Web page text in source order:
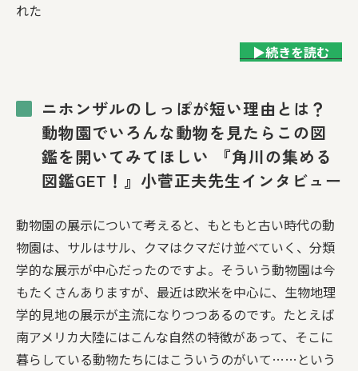
れた
▶続きを読む
ニホンザルのしっぽが短い理由とは？
動物園でいろんな動物を見たらこの図
鑑を開いてみてほしい 『角川の集める
図鑑GET！』小菅正夫先生インタビュー
動物園の展示について考えると、もともと古い時代の動
物園は、サルはサル、クマはクマだけ並べていく、分類
学的な展示が中心だったのですよ。そういう動物園は今
もたくさんありますが、最近は欧米を中心に、生物地理
学的見地の展示が主流になりつつあるのです。たとえば
南アメリカ大陸にはこんな自然の特徴があって、そこに
暮らしている動物たちにはこういうのがいて……という